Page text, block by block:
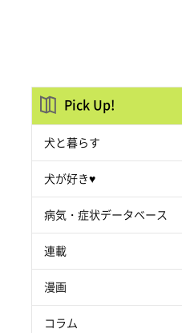
Pick Up!
犬と暮らす
犬が好き♥
病気・症状データベース
連載
漫画
コラム